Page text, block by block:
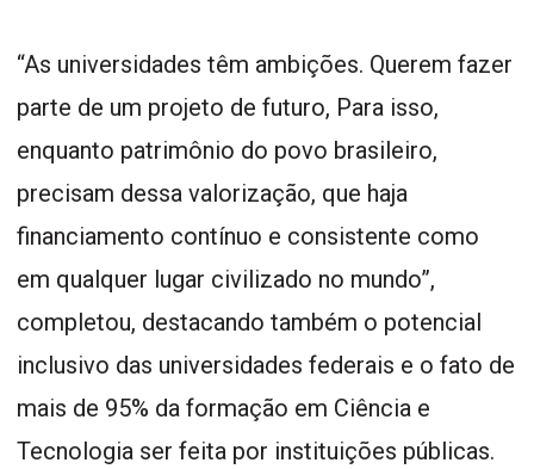
“As universidades têm ambições. Querem fazer
parte de um projeto de futuro, Para isso,
enquanto patrimônio do povo brasileiro,
precisam dessa valorização, que haja
financiamento contínuo e consistente como
em qualquer lugar civilizado no mundo”,
completou, destacando também o potencial
inclusivo das universidades federais e o fato de
mais de 95% da formação em Ciência e
Tecnologia ser feita por instituições públicas.